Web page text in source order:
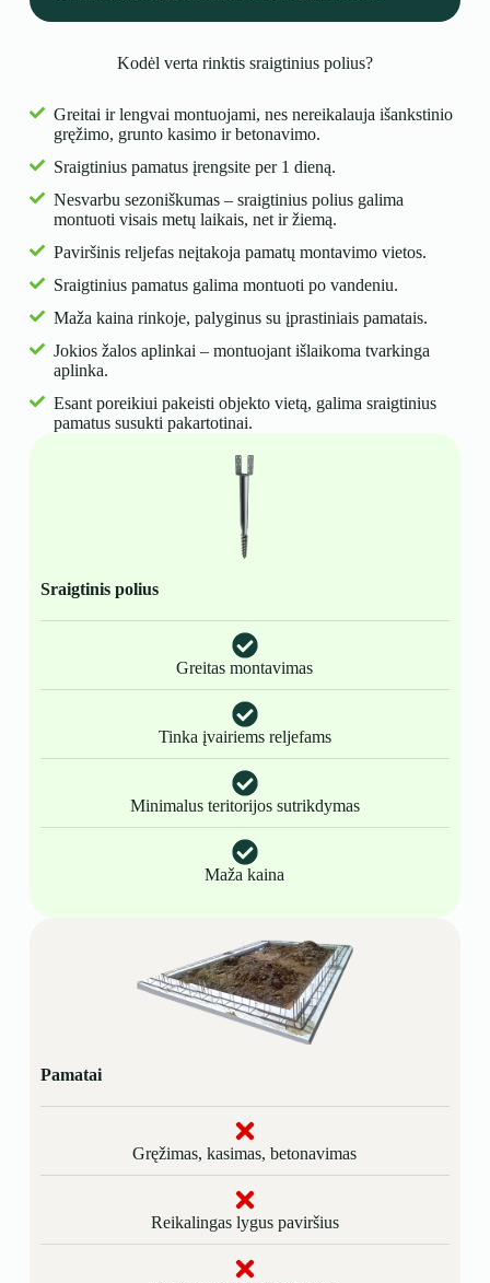
Kodėl verta rinktis sraigtinius polius?
Greitai ir lengvai montuojami, nes nereikalauja išankstinio
gręžimo, grunto kasimo ir betonavimo.
Sraigtinius pamatus įrengsite per 1 dieną.
Nesvarbu sezoniškumas – sraigtinius polius galima
montuoti visais metų laikais, net ir žiemą.
Paviršinis reljefas neįtakoja pamatų montavimo vietos.
Sraigtinius pamatus galima montuoti po vandeniu.
Maža kaina rinkoje, palyginus su įprastiniais pamatais.
Jokios žalos aplinkai – montuojant išlaikoma tvarkinga
aplinka.
Esant poreikiui pakeisti objekto vietą, galima sraigtinius
pamatus susukti pakartotinai.
Sraigtinis polius
Greitas montavimas
Tinka įvairiems reljefams
Minimalus teritorijos sutrikdymas
Maža kaina
Pamatai
Gręžimas, kasimas, betonavimas
Reikalingas lygus paviršius